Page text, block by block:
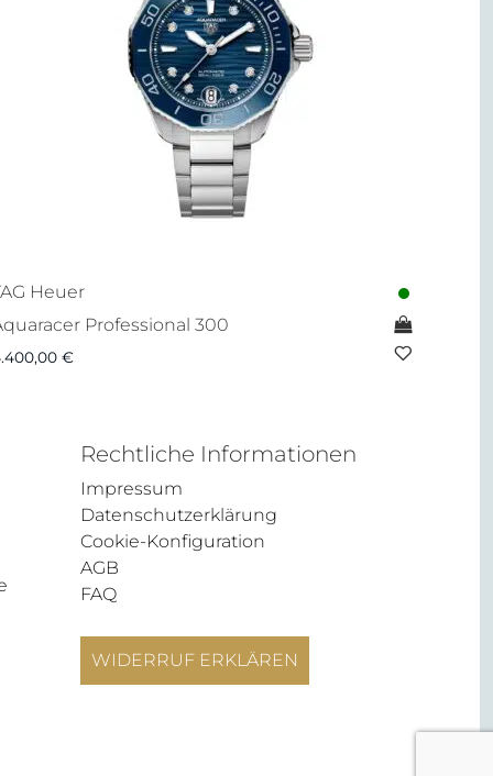
Heuer
Professional 300
€
Rechtliche Informationen
Impressum
Datenschutzerklärung
Cookie-Konfiguration
AGB
FAQ
WIDERRUF ERKLÄREN